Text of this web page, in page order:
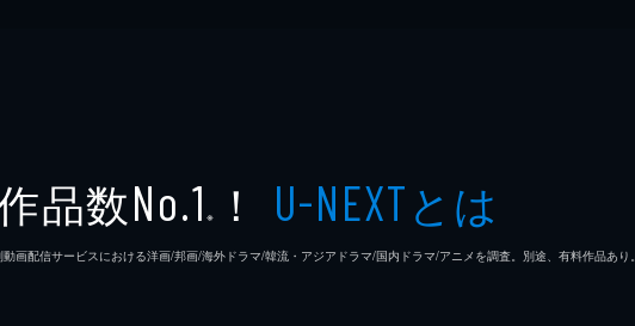
品数No.1 ※ ！ U-NEXTとは
画配信サービスにおける洋画/邦画/海外ドラマ/韓流・アジアドラマ/国内ドラマ/アニメを調査。別途、有料作品あり。